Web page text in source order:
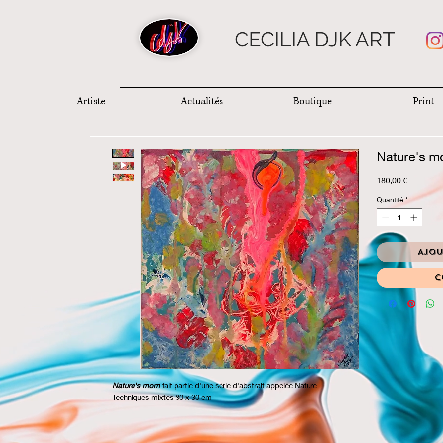
CECILIA DJK ART
Artiste Actualités Boutique Print
Nature's momfait partie d'une série d'abstrait appelée Nature
Techniques mixtes 30 x 30 cm
Nature's
180,00 €Prix
Quantité *